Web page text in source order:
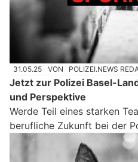
31.05.25 VON POLIZEI.NEWS
Jetzt zur Polizei Basel-
und Perspektive
Werde Teil eines starken
berufliche Zukunft bei der